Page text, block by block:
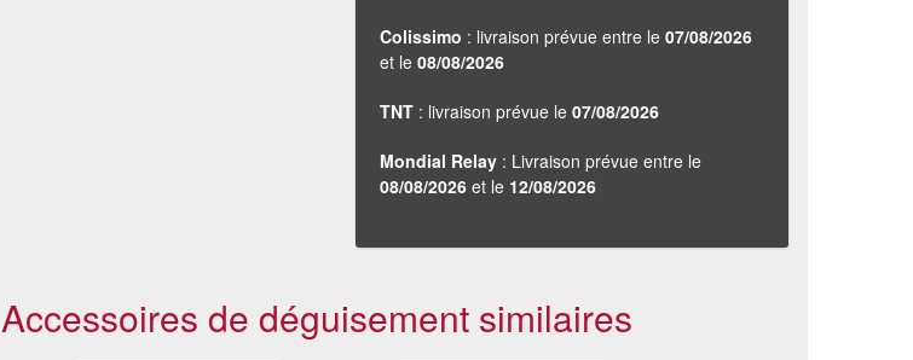
Colissimo : livraison prévue entre le 07/08/2026
et le 08/08/2026
TNT : livraison prévue le 07/08/2026
Mondial Relay : Livraison prévue entre le
08/08/2026 et le 12/08/2026
Accessoires de déguisement similaires